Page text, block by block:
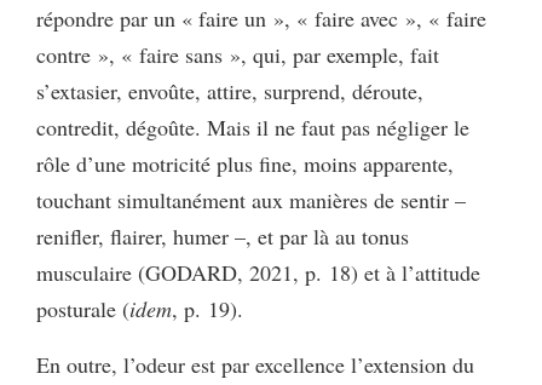
répondre par un « faire un », « faire avec », « faire
contre », « faire sans », qui, par exemple, fait
s’extasier, envoûte, attire, surprend, déroute,
contredit, dégoûte. Mais il ne faut pas négliger le
rôle d’une motricité plus fine, moins apparente,
touchant simultanément aux manières de sentir –
renifler, flairer, humer –, et par là au tonus
musculaire (GODARD, 2021, p. 18) et à l’attitude
posturale (idem, p. 19).
En outre, l’odeur est par excellence l’extension du